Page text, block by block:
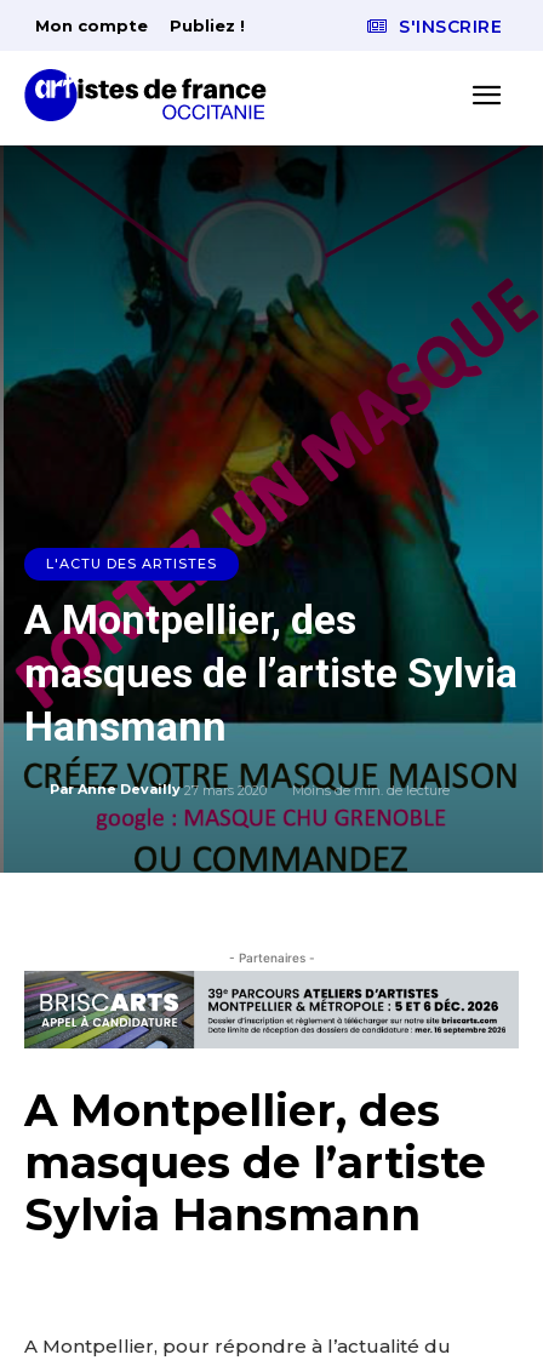
Mon compte Publiez ! S'INSCRIRE
L'ACTU DES ARTISTES
A Montpellier, des
masques de l’artiste Sylvia
Hansmann
Par Anne Devailly 27 mars 2020 Moins demin. de lecture
- Partenaires -
A Montpellier, des
masques de l’artiste
Sylvia Hansmann
A Montpellier, pour répondre à l’actualité du